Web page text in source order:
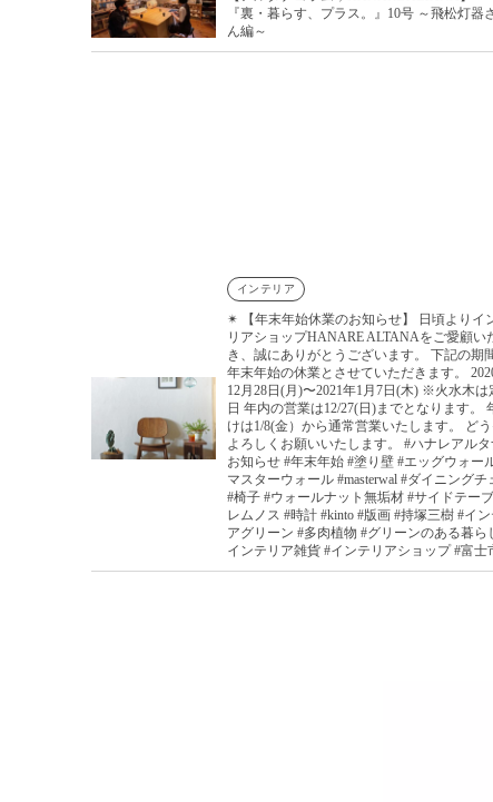
『裏・暮らす、プラス。』10号 ～飛松灯器
ん編～
インテリア
✴︎ 【年末年始休業のお知らせ】 日頃よりイ
リアショップHANARE ALTANAをご愛顧い
き、誠にありがとうございます。 下記の期間
年末年始の休業とさせていただきます。
12月28日(月)〜2021年1月7日(木) ※火水木は
日 年内の営業は12/27(日)までとなります。
けは1/8(金）から通常営業いたします。 ど
よろしくお願いいたします。 #ハナレアルタ
お知らせ #年末年始 #塗り壁 #エッグウォー
マスターウォール #masterwal #ダイニングチ
#椅子 #ウォールナット無垢材 #サイドテー
レムノス #時計 #kinto #版画 #持塚三樹 #イン
アグリーン #多肉植物 #グリーンのある暮ら
インテリア雑貨 #インテリアショップ #富士